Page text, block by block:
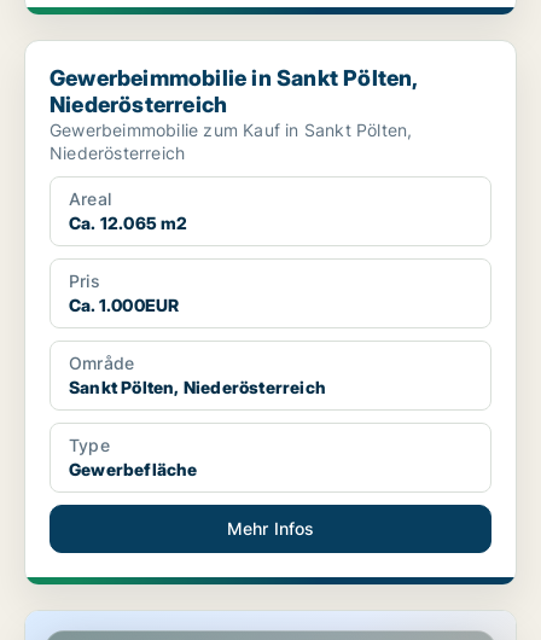
Gewerbeimmobilie in Sankt Pölten, Niederösterreich
Gewerbeimmobilie in Sankt Pölten,
Niederösterreich
Gewerbeimmobilie zum Kauf in Sankt Pölten,
Niederösterreich
Areal
Ca. 12.065 m2
Pris
Ca. 1.000EUR
Område
Sankt Pölten, Niederösterreich
Type
Gewerbefläche
Mehr Infos
Gewerbeimmobilien in Gumpoldskirchen, Niederösterreich